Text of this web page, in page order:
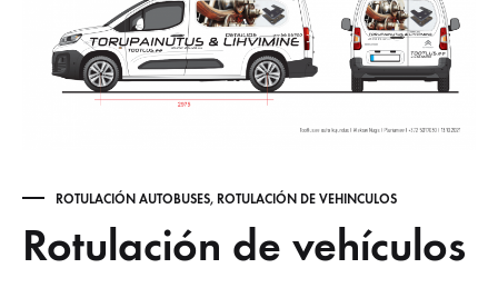
ROTULACIÓN AUTOBUSES, ROTULACIÓN DE VEHINCULOS
Rotulación de vehículos